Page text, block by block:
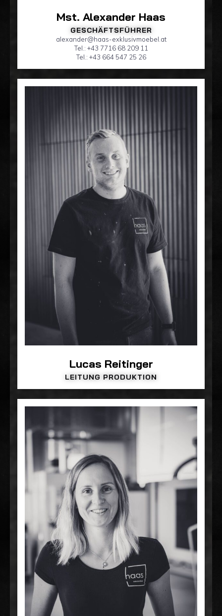
Mst. Alexander Haas
GESCHÄFTSFÜHRER
alexander@haas-exklusivmoebel.at
Tel.: +43 7716 68 209 11
Tel.: +43 664 547 25 26
Lucas Reitinger
LEITUNG PRODUKTION